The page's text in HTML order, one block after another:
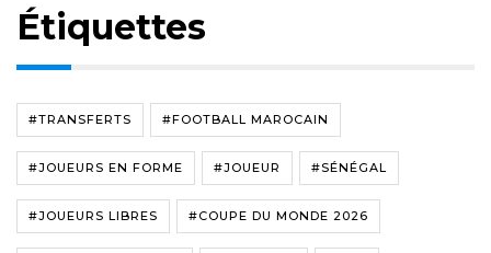
Étiquettes
#TRANSFERTS #FOOTBALL MAROCAIN
#JOUEURS EN FORME #JOUEUR #SÉNÉGAL
#JOUEURS LIBRES #COUPE DU MONDE 2026